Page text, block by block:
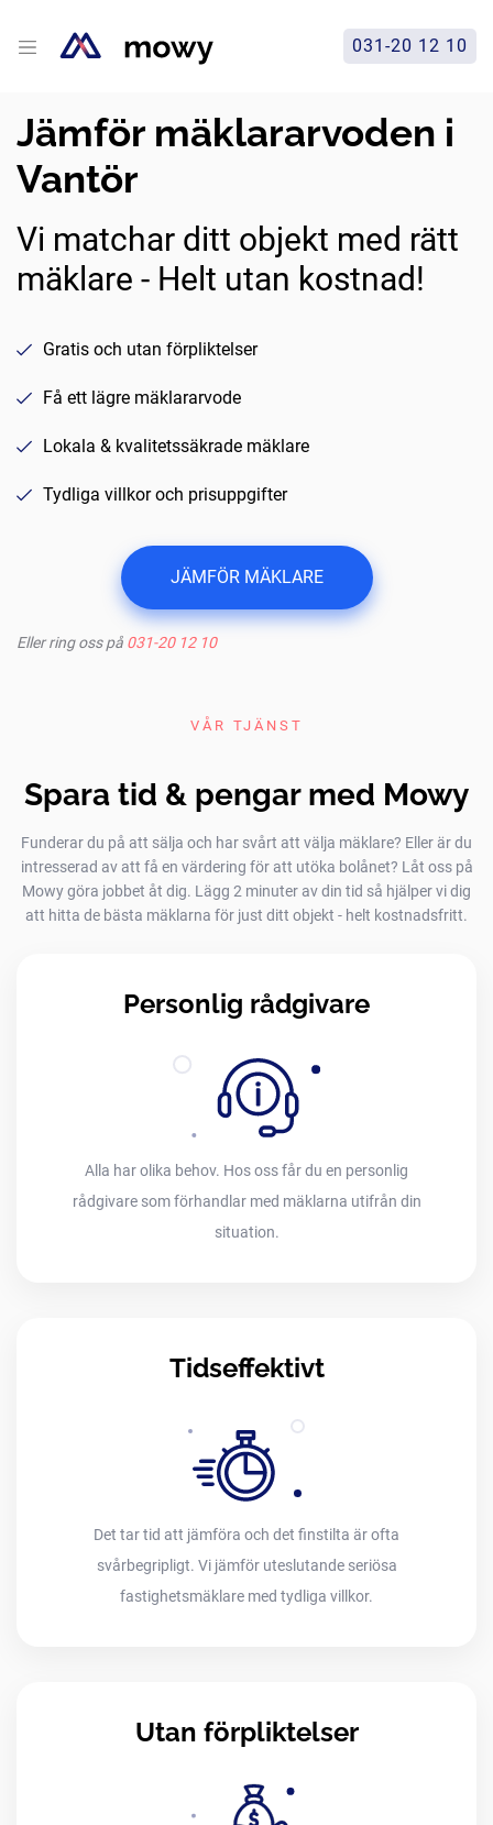
031-20 12 10
Jämför mäklararvoden i
Vantör
Vi matchar ditt objekt med rätt
mäklare - Helt utan kostnad!
Gratis och utan förpliktelser
Få ett lägre mäklararvode
Lokala & kvalitetssäkrade mäklare
Tydliga villkor och prisuppgifter
JÄMFÖR MÄKLARE
Eller ring oss på 031-20 12 10
VÅR TJÄNST
Spara tid & pengar med Mowy
Funderar du på att sälja och har svårt att välja mäklare? Eller är du
intresserad av att få en värdering för att utöka bolånet? Låt oss på
Mowy göra jobbet åt dig. Lägg 2 minuter av din tid så hjälper vi dig
att hitta de bästa mäklarna för just ditt objekt - helt kostnadsfritt.
Personlig rådgivare
Alla har olika behov. Hos oss får du en personlig
rådgivare som förhandlar med mäklarna utifrån din
situation.
Tidseffektivt
Det tar tid att jämföra och det finstilta är ofta
svårbegripligt. Vi jämför uteslutande seriösa
fastighetsmäklare med tydliga villkor.
Utan förpliktelser